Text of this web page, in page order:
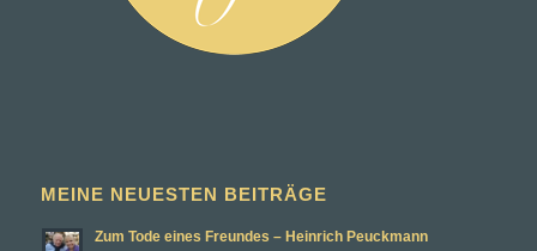
MEINE NEUESTEN BEITRÄGE
Zum Tode eines Freundes – Heinrich Peuckmann